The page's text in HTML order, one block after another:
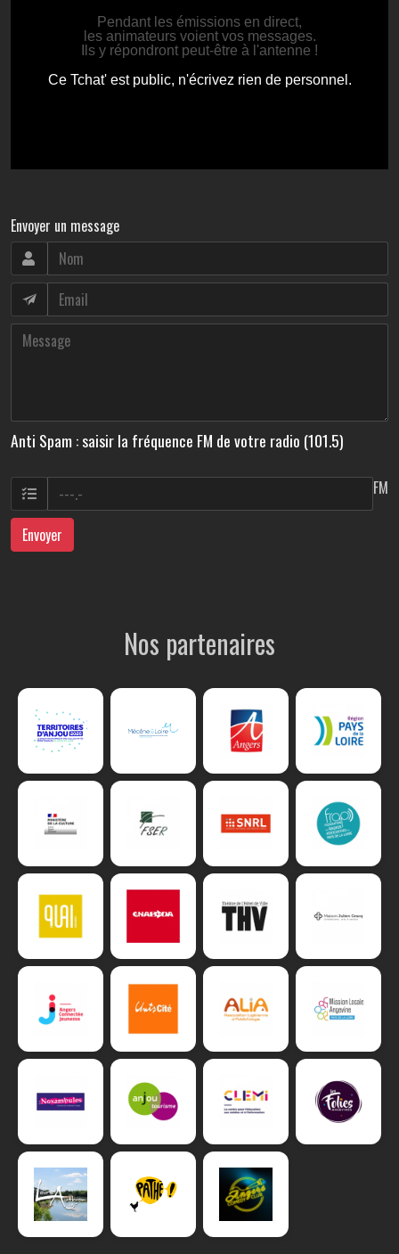
Envoyer un message
Anti Spam : saisir la fréquence FM de votre radio (101.5)
FM
Envoyer
Nos partenaires